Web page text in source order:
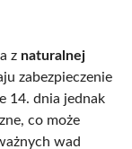
z naturalnej
zabezpieczenie
14. dnia jednak
co może
wad